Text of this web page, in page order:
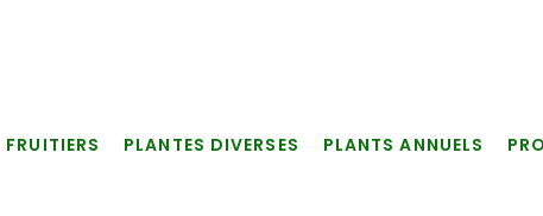
FRUITIERS PLANTES DIVERSES PLANTS ANNUELS